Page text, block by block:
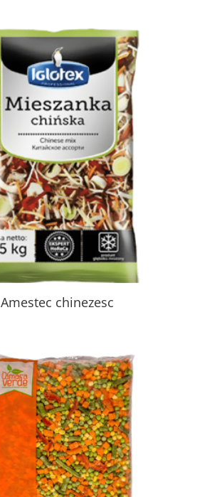
Amestec chinezesc